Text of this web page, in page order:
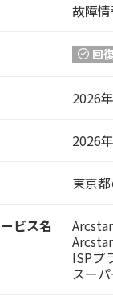
故障
回
2026
2026
東京
ビス名
ISPプ
スー